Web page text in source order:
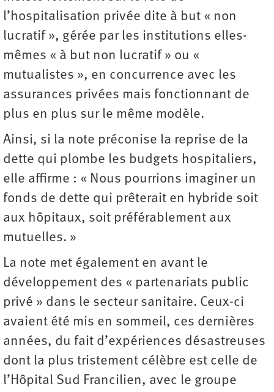
l’hospitalisation privée dite à but « non
lucratif », gérée par les institutions elles-
mêmes « à but non lucratif » ou «
mutualistes », en concurrence avec les
assurances privées mais fonctionnant de
plus en plus sur le même modèle.
Ainsi, si la note préconise la reprise de la
dette qui plombe les budgets hospitaliers,
elle affirme : « Nous pourrions imaginer un
fonds de dette qui prêterait en hybride soit
aux hôpitaux, soit préférablement aux
mutuelles. »
La note met également en avant le
développement des « partenariats public
privé » dans le secteur sanitaire. Ceux-ci
avaient été mis en sommeil, ces dernières
années, du fait d’expériences désastreuses
dont la plus tristement célèbre est celle de
l’Hôpital Sud Francilien, avec le groupe